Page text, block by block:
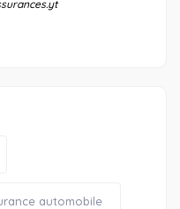
automobile